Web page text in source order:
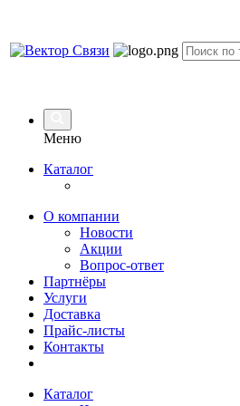
Меню
Каталог
О компании
Новости
Акции
Вопрос-ответ
Партнёры
Услуги
Доставка
Прайс-листы
Контакты
Каталог